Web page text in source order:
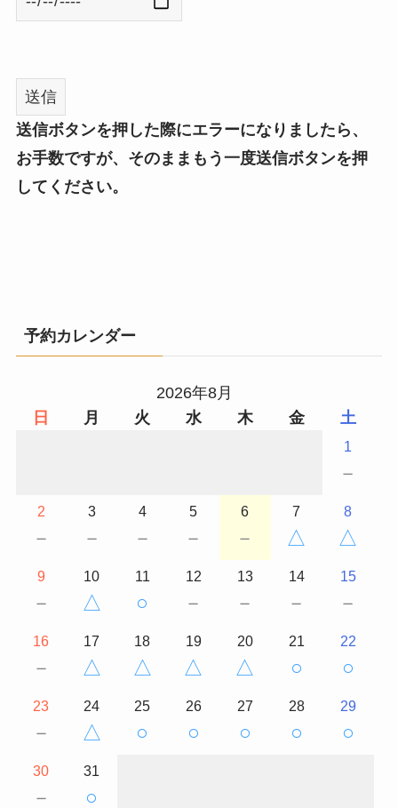
送信ボタンを押した際にエラーになりましたら、
お手数ですが、そのままもう一度送信ボタンを押
してください。
予約カレンダー
2026年8月
日
月 火 水 木 金 土
1
－
2
－
3
－
4
－
5
－
6
－
7
△
8
△
9
－
10
△
11
○
12
－
13
－
14
－
15
－
16
－
17
△
18
△
19
△
20
△
21
○
22
○
23
－
24
△
25
○
26
○
27
○
28
○
29
○
30
－
31
○